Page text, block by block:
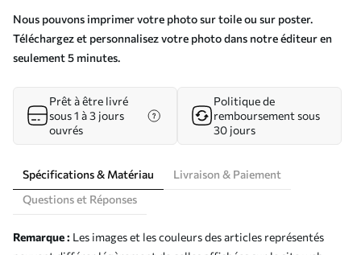
Nous pouvons imprimer votre photo sur toile ou sur poster.
Téléchargez et personnalisez votre photo dans notre éditeur en
seulement 5 minutes.
Prêt à être livré
sous 1 à 3 jours
ouvrés
Politique de
remboursement sous
30 jours
Spécifications & Matériau
Livraison & Paiement
Questions et Réponses
Remarque : Les images et les couleurs des articles représentés